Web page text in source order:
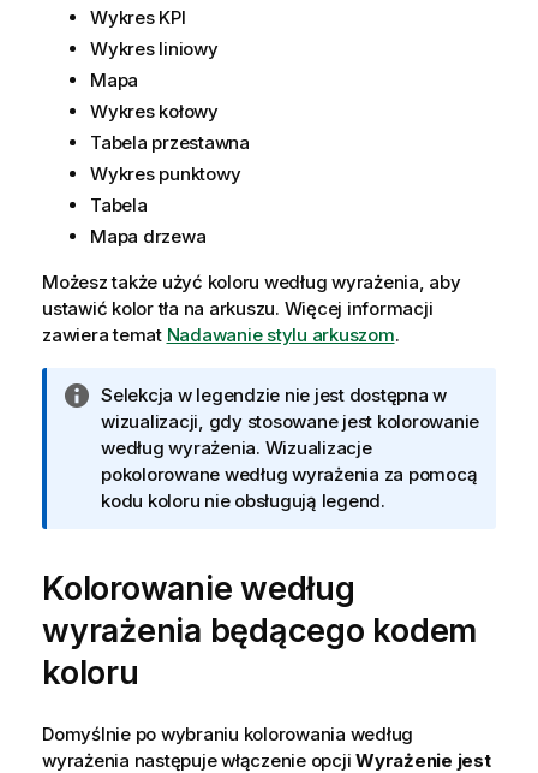
Wykres KPI
Wykres liniowy
Mapa
Wykres kołowy
Tabela przestawna
Wykres punktowy
Tabela
Mapa drzewa
Możesz także użyć koloru według wyrażenia, aby
ustawić kolor tła na arkuszu. Więcej informacji
zawiera temat Nadawanie stylu arkuszom.
I
n
f
o
r
c
j
a
Selekcja w legendzie nie jest dostępna w
wizualizacji, gdy stosowane jest kolorowanie
według wyrażenia. Wizualizacje
pokolorowane według wyrażenia za pomocą
kodu koloru nie obsługują legend.
Kolorowanie według
wyrażenia będącego kodem
koloru
Domyślnie po wybraniu kolorowania według
wyrażenia następuje włączenie opcji Wyrażenie jest